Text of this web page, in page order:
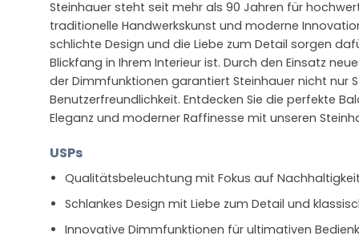
Steinhauer steht seit mehr als 90 Jahren für
traditionelle Handwerkskunst und moderne
schlichte Design und die Liebe zum Detail sorgen
Blickfang in Ihrem Interieur ist. Durch den Einsatz
der Dimmfunktionen garantiert Steinhauer nicht nur
Benutzerfreundlichkeit. Entdecken Sie die perfekte
Eleganz und moderner Raffinesse mit unseren
USPs
Qualitätsbeleuchtung mit Fokus auf Nachhaltigkeit
Schlankes Design mit Liebe zum Detail und
Innovative Dimmfunktionen für ultimativen